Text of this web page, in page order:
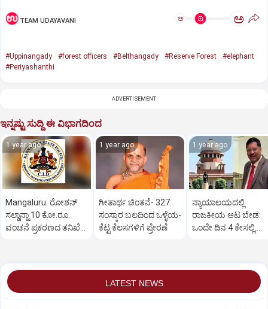
TEAM UDAYAVANI ಅ ಅ
#Uppinangady #forest officers #Belthangady #Reserve Forest
#elephant
#Periyashanthi
ADVERTISEMENT
ಇನ್ನಷ್ಟು ಸುದ್ದಿ ಈ ವಿಭಾಗದಿಂದ
1 year ago
Mangaluru: ರೋಶನ್‌
ಸಲ್ಡಾನ್ಹಾ 10 ಕೋ.ರೂ.
ವಂಚನೆ ಪ್ರಕರಣದ ತನಿಖೆ
1 year ago
ಗೀತಾರ್ಥ ಚಿಂತನೆ- 327:
ಸಂಸ್ಕಾರ ಬಲದಿಂದ ಒಳ್ಳೆಯ-
ಕೆಟ್ಟ ಕೆಲಸಗಳಿಗೆ ಪ್ರೇರಣೆ
1 year ago
ನ್ಯಾಯಾಲಯದಲ್ಲಿ
ರಾಜಕೀಯ ಆಟ ಬೇಡ:
ಒಂದೇ ದಿನ 4 ಕೇಸಲ್ಲಿ
LATEST NEWS